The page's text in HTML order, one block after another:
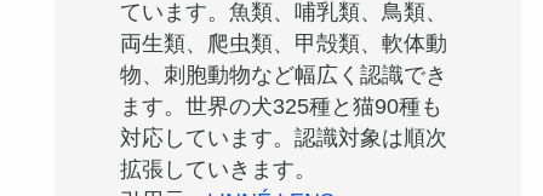
ています。魚類、哺乳類、鳥類、
両生類、爬虫類、甲殻類、軟体動
物、刺胞動物など幅広く認識でき
ます。世界の犬325種と猫90種も
対応しています。認識対象は順次
拡張していきます。